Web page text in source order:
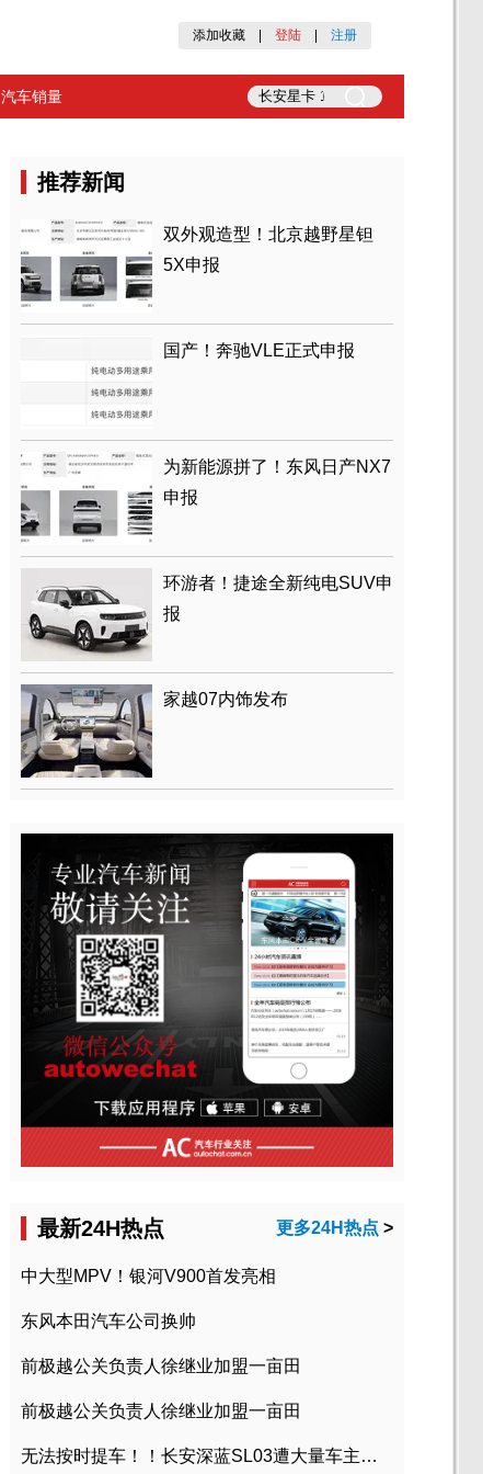
添加收藏 登陆 注册
汽车销量
推荐新闻
双外观造型！北京越野星钽
5X申报
国产！奔驰VLE正式申报
为新能源拼了！东风日产NX7
申报
环游者！捷途全新纯电SUV申
报
家越07内饰发布
最新24H热点 更多24H热点 >
中大型MPV！银河V900首发亮相
东风本田汽车公司换帅
前极越公关负责人徐继业加盟一亩田
前极越公关负责人徐继业加盟一亩田
无法按时提车！！长安深蓝SL03遭大量车主投诉